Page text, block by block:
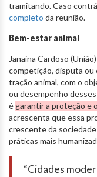
tramitando. Caso
completo da reunião.
Bem-estar animal
Janaina Cardoso
competição, disputa ou
tração animal, com o
ou desempenho
é garantir a proteção e
acrescenta que essa
crescente da
práticas mais
“Cidades